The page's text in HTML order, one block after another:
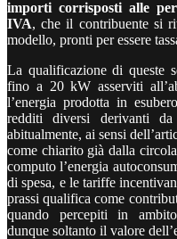
importi corrisposti alle
IVA, che il contribuente si
modello, pronti per essere
La qualificazione di queste
fino a 20 kW asserviti
l’energia prodotta in
redditi diversi derivanti da
abitualmente, ai sensi
come chiarito già dalla
computo l’energia
di spesa, e le tariffe
prassi qualifica come
quando percepiti in
dunque soltanto il valore